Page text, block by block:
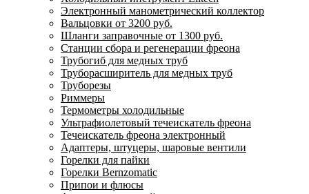
Электронный манометрический коллектор
Вальцовки от 3200 руб.
Шланги заправочные от 1300 руб.
Станции сбора и регенерации фреона
Трубогиб для медных труб
Труборасширитель для медных труб
Труборезы
Риммеры
Термометры холодильные
Ультрафиолетовый течеискатель фреона
Течеискатель фреона электронный
Адаптеры, штуцеры, шаровые вентили
Горелки для пайки
Горелки Bernzomatic
Припои и флюсы